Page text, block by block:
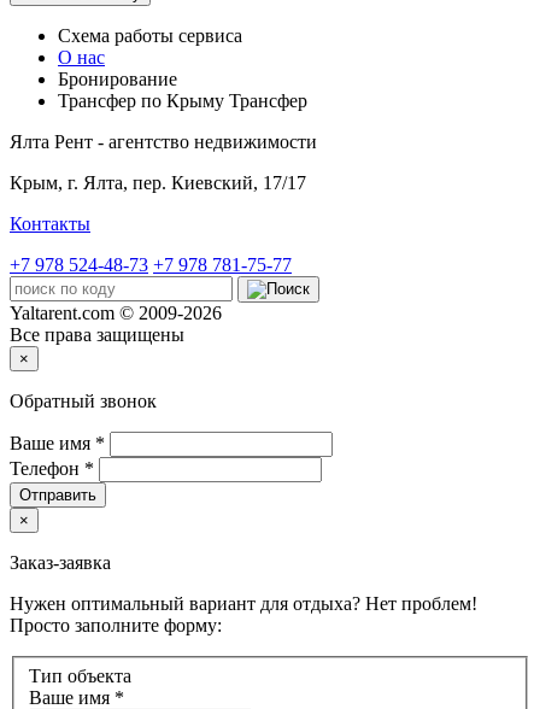
Схема работы сервиса
О нас
Бронирование
Трансфер по Крыму Трансфер
Ялта Рент - агентство недвижимости
Крым, г. Ялта, пер. Киевский, 17/17
Контакты
+7 978 524-48-73 +7 978 781-75-77
Yaltarent.com © 2009-2026
Все права защищены
×
Обратный звонок
Ваше имя *
Телефон *
Отправить
×
Заказ-заявка
Нужен оптимальный вариант для отдыха? Нет проблем!
Просто заполните форму:
Тип объекта
Ваше имя *